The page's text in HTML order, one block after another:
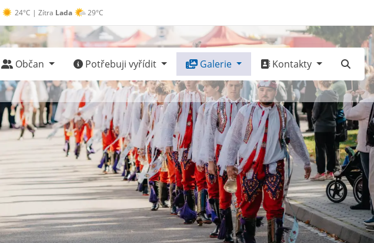
24°C | Zítra Lada 29°C
Občan Potřebuji vyřídit Galerie Kontakty